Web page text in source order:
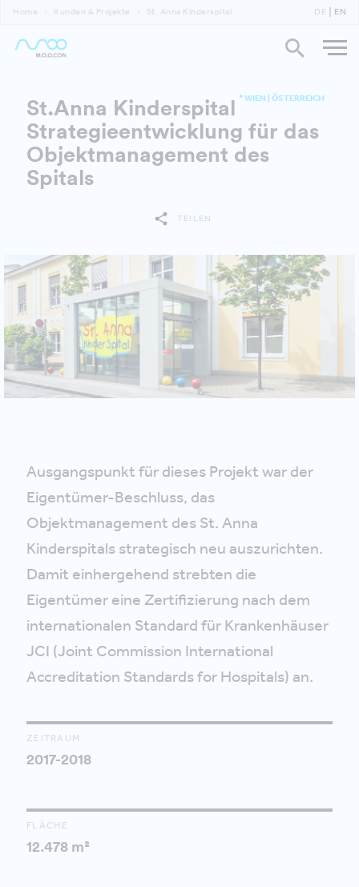
Home Kunden & Projekte St. Anna Kinderspital DE EN
St.Anna Kinderspital * WIEN | ÖSTERREICH
Strategieentwicklung für das
Objektmanagement des
Spitals
TEILEN
Ausgangspunkt für dieses Projekt war der
Eigentümer-Beschluss, das
Objektmanagement des St. Anna
Kinderspitals strategisch neu auszurichten.
Damit einhergehend strebten die
Eigentümer eine Zertifizierung nach dem
internationalen Standard für Krankenhäuser
JCI (Joint Commission International
Accreditation Standards for Hospitals) an.
ZEITRAUM
2017-2018
FLÄCHE
12.478 m²